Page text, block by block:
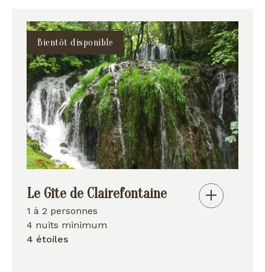
Bientôt disponible
Le Gîte de Clairefontaine
1 à 2 personnes
4 nuits minimum
4 étoiles